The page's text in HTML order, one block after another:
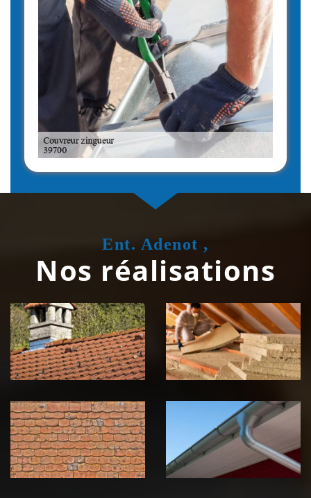
Ent. Adenot ,
Nos réalisations
Couvreur
zingueur 39
Jura
Isolation de
toiture 39
Jura
démoussage de
toiture 39
Jura
pose de
gouttière 39
Jura